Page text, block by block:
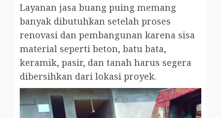
Layanan jasa buang puing memang
banyak dibutuhkan setelah proses
renovasi dan pembangunan karena sisa
material seperti beton, batu bata,
keramik, pasir, dan tanah harus segera
dibersihkan dari lokasi proyek.